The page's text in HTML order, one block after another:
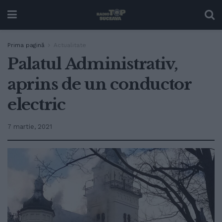
Prima pagină Actualitate
Palatul Administrativ,
aprins de un conductor
electric
7 martie, 2021